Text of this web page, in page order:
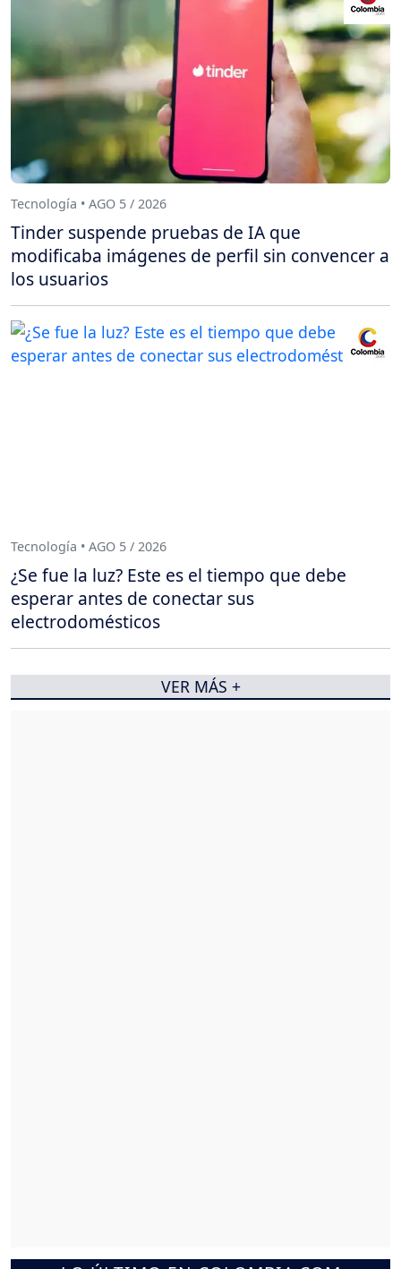
Tecnología • AGO 5 / 2026
Tinder suspende pruebas de IA que
modificaba imágenes de perfil sin convencer a
los usuarios
Tecnología • AGO 5 / 2026
¿Se fue la luz? Este es el tiempo que debe
esperar antes de conectar sus
electrodomésticos
VER MÁS +